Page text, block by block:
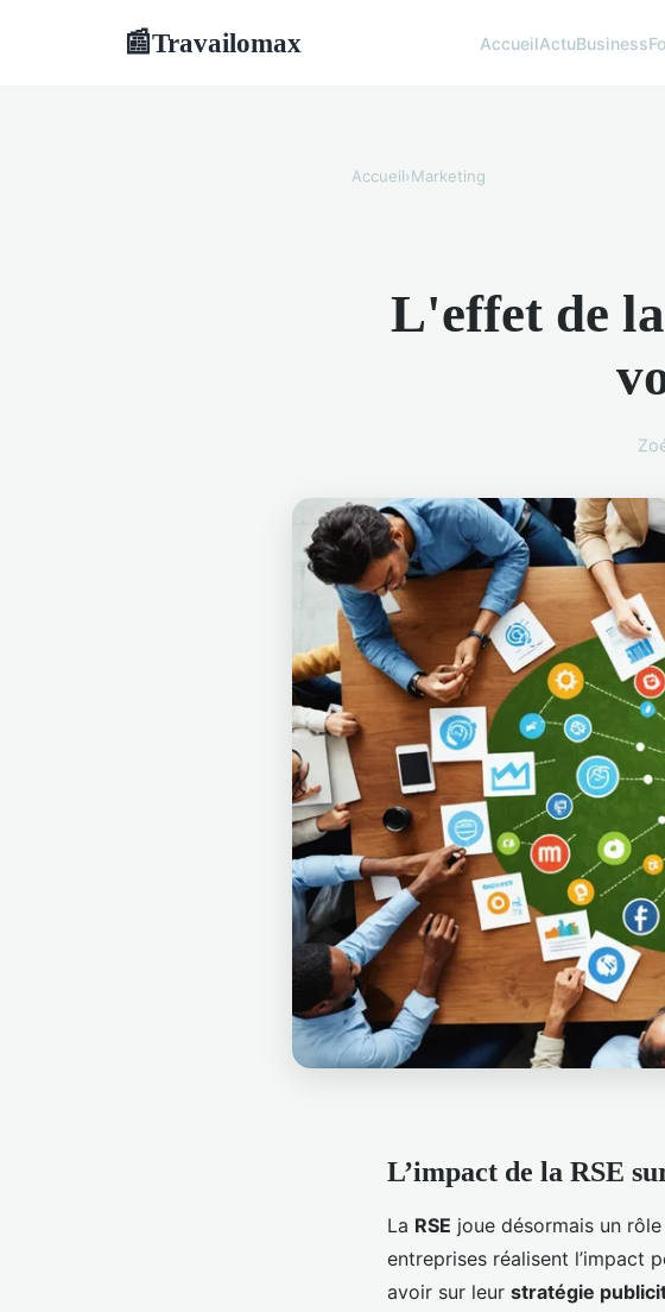
📰Travailomax AccueilActuBusiness
Accueil›Marketing
L'effet de
L’impact de la RSE
La RSE joue désormais un
entreprises réalisent l’impact
avoir sur leur stratégie